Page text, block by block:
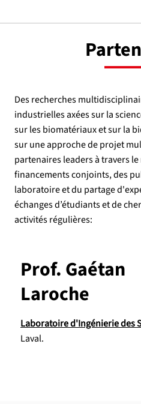
Des recherches
industrielles axées sur la
sur les biomatériaux et sur la
sur une approche de projet
partenaires leaders à travers
financements conjoints, des
laboratoire et du partage
échanges d’étudiants et de
activités régulières:
Prof. Gaétan
Laroche
Laboratoire d'Ingénierie des
Laval.